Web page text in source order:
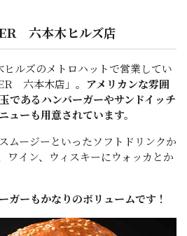
六本木ヒルズ店
ヒルズのメトロハットで営業してい
六本木店」。 アメリカンな雰囲
であるハンバーガーやサンドイッチ
ューも用意されています。
ムージーといったソフトドリンクか
ワイン、ウィスキーにウォッカとか
ガーもかなりのボリュームです！